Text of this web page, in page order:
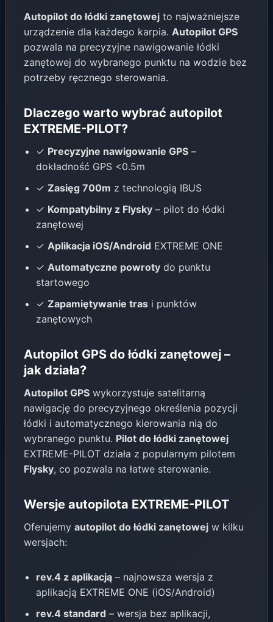
Autopilot do łódki zanętowej to najważniejsze
urządzenie dla każdego karpia. Autopilot GPS
pozwala na precyzyjne nawigowanie łódki
zanętowej do wybranego punktu na wodzie bez
potrzeby ręcznego sterowania.
Dlaczego warto wybrać autopilot
EXTREME-PILOT?
✓ Precyzyjne nawigowanie GPS –
dokładność GPS <0.5m
✓ Zasięg 700m z technologią IBUS
✓ Kompatybilny z Flysky – pilot do łódki
zanętowej
✓ Aplikacja iOS/Android EXTREME ONE
✓ Automatyczne powroty do punktu
startowego
✓ Zapamiętywanie tras i punktów
zanętowych
Autopilot GPS do łódki zanętowej –
jak działa?
Autopilot GPS wykorzystuje satelitarną
nawigację do precyzyjnego określenia pozycji
łódki i automatycznego kierowania nią do
wybranego punktu. Pilot do łódki zanętowej
EXTREME-PILOT działa z popularnym pilotem
Flysky, co pozwala na łatwe sterowanie.
Wersje autopilota EXTREME-PILOT
Oferujemy autopilot do łódki zanętowej w kilku
wersjach:
rev.4 z aplikacją – najnowsza wersja z
aplikacją EXTREME ONE (iOS/Android)
rev.4 standard – wersja bez aplikacji,